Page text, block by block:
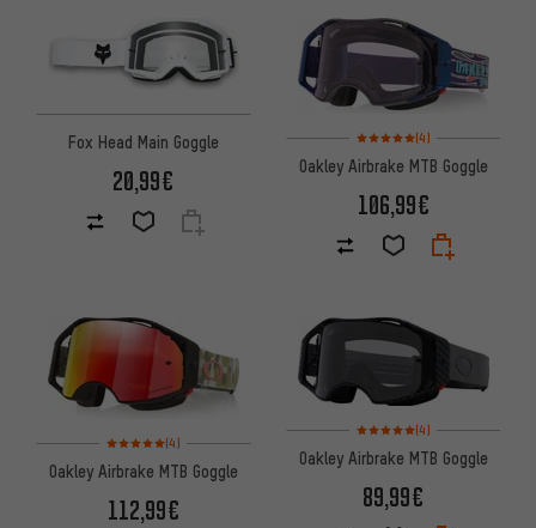
Fox Head Main Goggle
20,99€
Bewertungen: 5 von 5
(4)
Oakley Airbrake MTB Goggle
106,99€
Bewertungen: 5 von 5 basierend auf 4 Bewertungen
(4)
Oakley Airbrake MTB Goggle
112,99€
Bewertungen: 5 von 5
(4)
Oakley Airbrake MTB Goggle
89,99€